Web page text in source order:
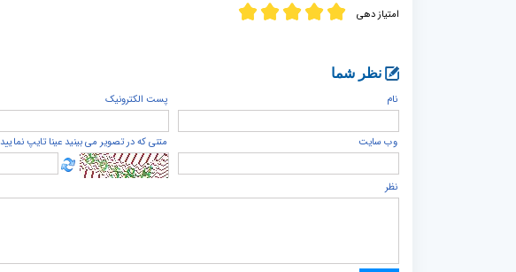
امتیاز دهی
نظر شما
نام
پست الكترونيک
وب سایت متنی که در تصویر می بینید عینا تایپ نمایید
نظر